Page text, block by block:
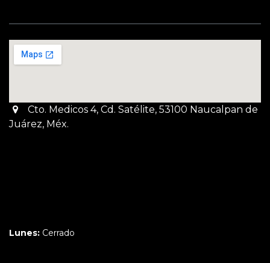
Cto. Medicos 4, Cd. Satélite, 53100 Naucalpan de
Juárez, Méx.
Lunes: Cerrado